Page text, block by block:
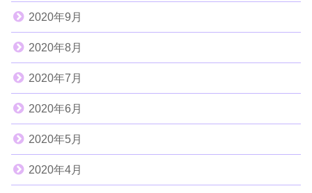
2020年9月
2020年8月
2020年7月
2020年6月
2020年5月
2020年4月